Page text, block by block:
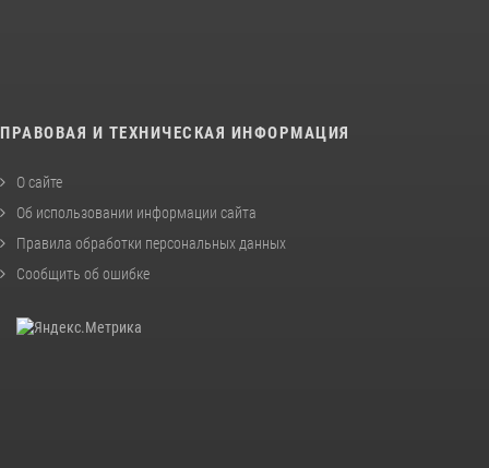
ПРАВОВАЯ И ТЕХНИЧЕСКАЯ ИНФОРМАЦИЯ
О сайте
Об использовании информации сайта
Правила обработки персональных данных
Сообщить об ошибке